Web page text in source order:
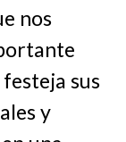
nos
sus
y